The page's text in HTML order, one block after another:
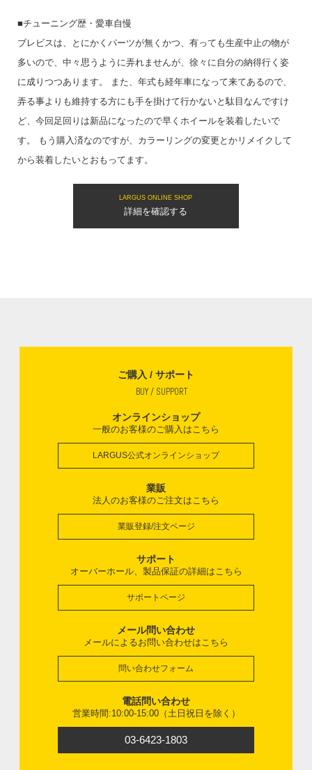
■チューニング歴・愛車自慢
ブレビスは、とにかくパーツが無くかつ、有っても生産中止の物が
多いので、中々思うように弄れませんが、徐々に自分の納得行く姿
に成りつつあります。 また、年式も経年車になって来てあるので、
弄る事よりも維持する方にも手を掛けて行かないと駄目なんですけ
ど、今回足回りは新品になったので早くホイールを装着したいで
す。 もう購入済なのですが、カラーリングの変更とかリメイクして
から装着したいとおもってます。
LARGUS ONLINE SHOP
詳細を確認する
ご購入 / サポート
BUY / SUPPORT
オンラインショップ
一般のお客様のご購入はこちら
LARGUS公式オンラインショップ
業販
法人のお客様のご注文はこちら
業販登録/注文ページ
サポート
オーバーホール、製品保証の詳細はこちら
サポートページ
メール問い合わせ
メールによるお問い合わせはこちら
問い合わせフォーム
電話問い合わせ
営業時間:10:00-15:00（土日祝日を除く）
03-6423-1803